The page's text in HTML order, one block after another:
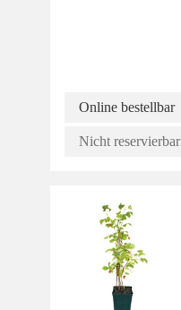
Online bestellbar
Nicht reservierbar